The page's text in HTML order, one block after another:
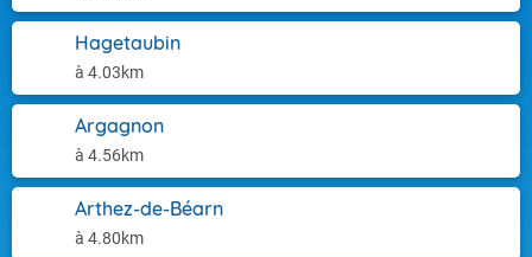
Hagetaubin
à 4.03km
Argagnon
à 4.56km
Arthez-de-Béarn
à 4.80km